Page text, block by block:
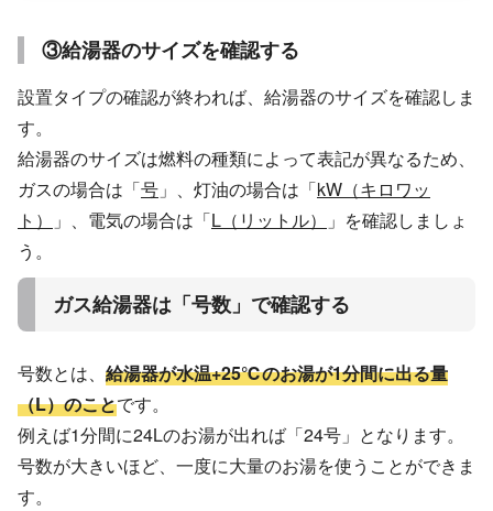
③給湯器のサイズを確認する
設置タイプの確認が終われば、給湯器のサイズを確認しま
す。
給湯器のサイズは燃料の種類によって表記が異なるため、
ガスの場合は「号 」、灯油の場合は「kW（キロワッ
ト）
」、電気の場合は「L（リットル）
」を確認しましょ
う。
ガス給湯器は「号数」で確認する
号数とは、 給湯器が水温+25℃のお湯が1分間に出る量
（L）のことです。
例えば1分間に24Lのお湯が出れば「24号」となります。
号数が大きいほど、一度に大量のお湯を使うことができま
す。